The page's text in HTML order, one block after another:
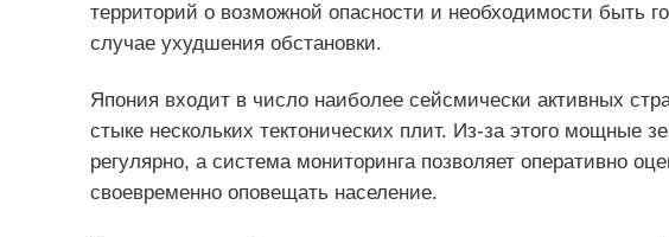
территорий о возможной опасности и необходимости быть
случае ухудшения обстановки.
Япония входит в число наиболее сейсмически активных
стыке нескольких тектонических плит. Из-за этого мощные
регулярно, а система мониторинга позволяет оперативно
своевременно оповещать население.